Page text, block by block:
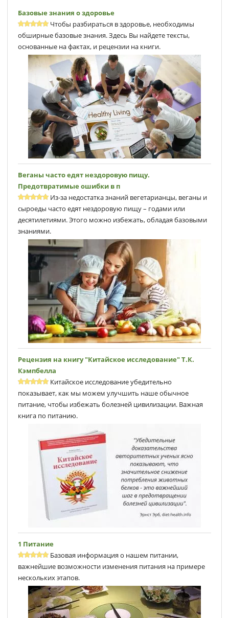
Базовые знания о здоровье
Чтобы разбираться в здоровье, необходимы
обширные базовые знания. Здесь Вы найдете тексты,
основанные на фактах, и рецензии на книги.
Веганы часто едят нездоровую пищу.
Предотвратимые ошибки в п
Из-за недостатка знаний вегетарианцы, веганы и
сыроеды часто едят нездоровую пищу – годами или
десятилетиями. Этого можно избежать, обладая базовыми
знаниями.
Рецензия на книгу "Китайское исследование" Т.К.
Кэмпбеллa
Китайское исследование убедительно
показывает, как мы можем улучшить наше обычное
питание, чтобы избежать болезней цивилизации. Важная
книга по питанию.
1 Питание
Базовая информация о нашем питании,
важнейшие возможности изменения питания на примере
нескольких этапов.